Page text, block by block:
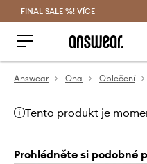
FINAL SALE %! VÍCE
Answear Ona Oblečení
Tento produkt je
Prohlédněte si podobné